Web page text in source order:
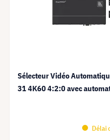
Sélecteur Vidéo
31 4K60 4:2:0 avec
Délai